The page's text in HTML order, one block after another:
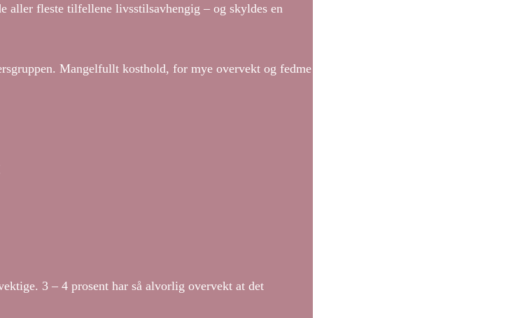
aller fleste tilfellene livsstilsavhengig – og skyldes en
Mangelfullt kosthold, for mye overvekt og fedme
3 – 4 prosent har så alvorlig overvekt at det